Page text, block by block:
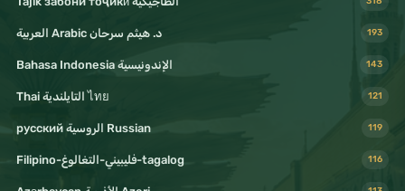
د. هيثم سرحان Arabic العربية 193
Bahasa Indonesia الإندونيسية 143
Thai التايلندية ไทย 121
русский الروسية Russian 119
Filipino-فليبيني-التغالوغ-tagalog 116